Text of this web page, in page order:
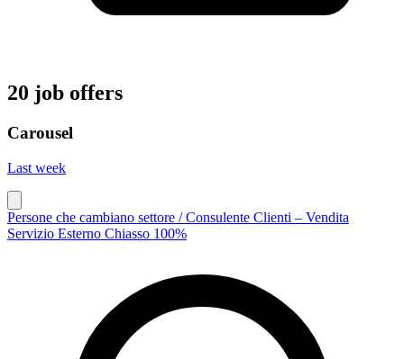
20 job offers
Carousel
Last week
Persone che cambiano settore / Consulente Clienti – Vendita
Servizio Esterno Chiasso 100%